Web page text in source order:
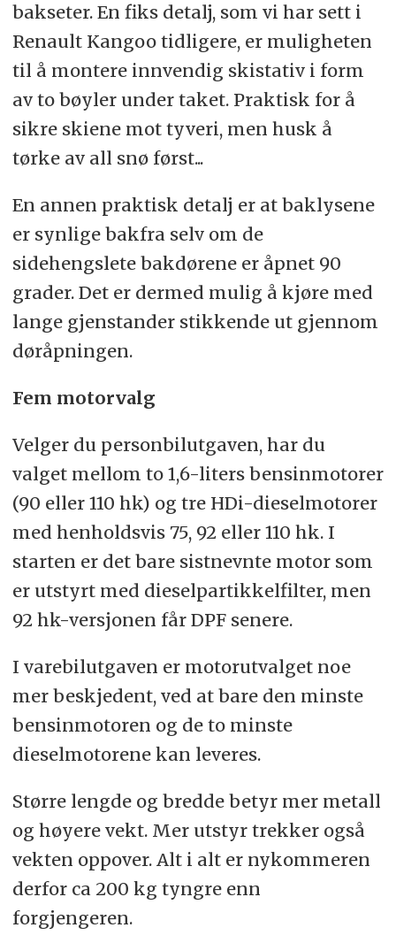
bakseter. En fiks detalj, som vi har sett i
Renault Kangoo tidligere, er muligheten
til å montere innvendig skistativ i form
av to bøyler under taket. Praktisk for å
sikre skiene mot tyveri, men husk å
tørke av all snø først...
En annen praktisk detalj er at baklysene
er synlige bakfra selv om de
sidehengslete bakdørene er åpnet 90
grader. Det er dermed mulig å kjøre med
lange gjenstander stikkende ut gjennom
døråpningen.
Fem motorvalg
Velger du personbilutgaven, har du
valget mellom to 1,6-liters bensinmotorer
(90 eller 110 hk) og tre HDi-dieselmotorer
med henholdsvis 75, 92 eller 110 hk. I
starten er det bare sistnevnte motor som
er utstyrt med dieselpartikkelfilter, men
92 hk-versjonen får DPF senere.
I varebilutgaven er motorutvalget noe
mer beskjedent, ved at bare den minste
bensinmotoren og de to minste
dieselmotorene kan leveres.
Større lengde og bredde betyr mer metall
og høyere vekt. Mer utstyr trekker også
vekten oppover. Alt i alt er nykommeren
derfor ca 200 kg tyngre enn
forgjengeren.